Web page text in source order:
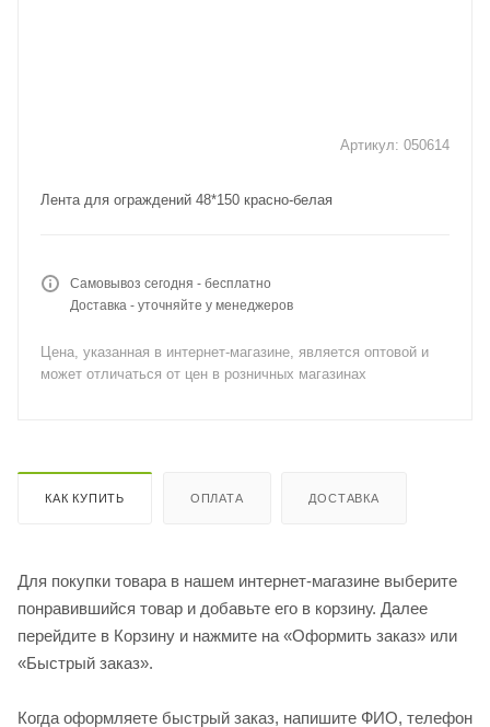
Артикул: 050614
Лента для ограждений 48*150 красно-белая
Самовывоз сегодня - бесплатно
Доставка - уточняйте у менеджеров
Цена, указанная в интернет-магазине, является оптовой и
может отличаться от цен в розничных магазинах
КАК КУПИТЬ ОПЛАТА ДОСТАВКА
Для покупки товара в нашем интернет-магазине выберите
понравившийся товар и добавьте его в корзину. Далее
перейдите в Корзину и нажмите на «Оформить заказ» или
«Быстрый заказ».
Когда оформляете быстрый заказ, напишите ФИО, телефон